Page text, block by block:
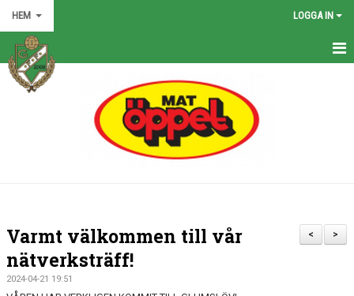
HEM LOGGA IN
HEM
KALENDER
BILDGALLERI
>
<
Varmt välkommen till vår
nätverksträff!
2024-04-21 19:51